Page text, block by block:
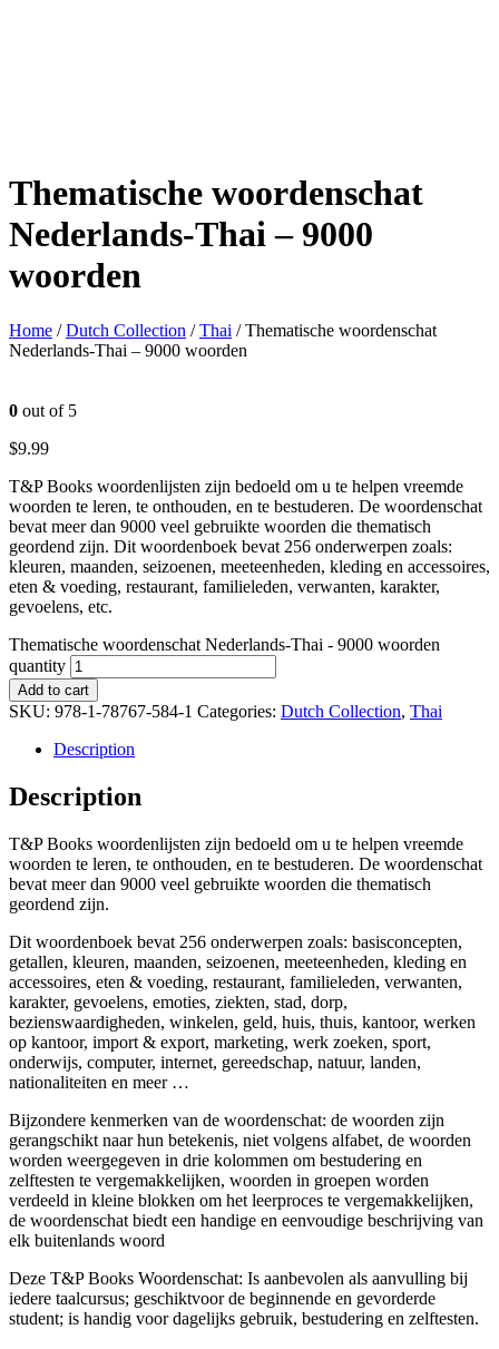
Thematische woordenschat
Nederlands-Thai – 9000
woorden
Home /Dutch Collection /Thai / Thematische woordenschat
Nederlands-Thai – 9000 woorden
0 out of 5
$9.99
T&P Books woordenlijsten zijn bedoeld om u te helpen vreemde
woorden te leren, te onthouden, en te bestuderen. De woordenschat
bevat meer dan 9000 veel gebruikte woorden die thematisch
geordend zijn. Dit woordenboek bevat 256 onderwerpen zoals:
kleuren, maanden, seizoenen, meeteenheden, kleding en accessoires,
eten & voeding, restaurant, familieleden, verwanten, karakter,
gevoelens, etc.
Thematische woordenschat Nederlands-Thai - 9000 woorden
quantity
Add to cart
SKU: 978-1-78767-584-1 Categories: Dutch Collection, Thai
Description
Description
T&P Books woordenlijsten zijn bedoeld om u te helpen vreemde
woorden te leren, te onthouden, en te bestuderen. De woordenschat
bevat meer dan 9000 veel gebruikte woorden die thematisch
geordend zijn.
Dit woordenboek bevat 256 onderwerpen zoals: basisconcepten,
getallen, kleuren, maanden, seizoenen, meeteenheden, kleding en
accessoires, eten & voeding, restaurant, familieleden, verwanten,
karakter, gevoelens, emoties, ziekten, stad, dorp,
bezienswaardigheden, winkelen, geld, huis, thuis, kantoor, werken
op kantoor, import & export, marketing, werk zoeken, sport,
onderwijs, computer, internet, gereedschap, natuur, landen,
nationaliteiten en meer …
Bijzondere kenmerken van de woordenschat: de woorden zijn
gerangschikt naar hun betekenis, niet volgens alfabet, de woorden
worden weergegeven in drie kolommen om bestudering en
zelftesten te vergemakkelijken, woorden in groepen worden
verdeeld in kleine blokken om het leerproces te vergemakkelijken,
de woordenschat biedt een handige en eenvoudige beschrijving van
elk buitenlands woord
Deze T&P Books Woordenschat: Is aanbevolen als aanvulling bij
iedere taalcursus; geschiktvoor de beginnende en gevorderde
student; is handig voor dagelijks gebruik, bestudering en zelftesten.